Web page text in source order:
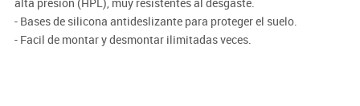
- Bases de silicona antideslizante para proteger el suelo.
- Facil de montar y desmontar ilimitadas veces.